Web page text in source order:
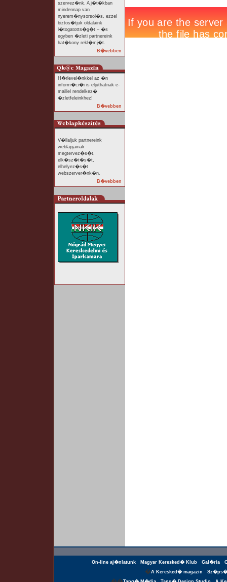
szervez�nk. A j�t�kban
mindennap van
nyerem�nysorsol�s, ezzel
biztos�tjuk oldalaink
l�togatotts�g�t – �s
egyben �zleti partnereink
hat�kony rekl�mj�t.
B�vebben
H�rlevel�nkkel az �n
inform�ci�i is eljuthatnak e-
maillel rendelkez�
�zletfeleinkhez!
B�vebben
V�llaljuk partnereink
weblapjainak
megtervez�s�t,
elk�sz�t�s�t,
elhelyez�s�t
webszerver�nk�n.
B�vebben
On-line aj�nlatunk Magyar Keresked� Klub Gal�ria
�A Keresked� magazin